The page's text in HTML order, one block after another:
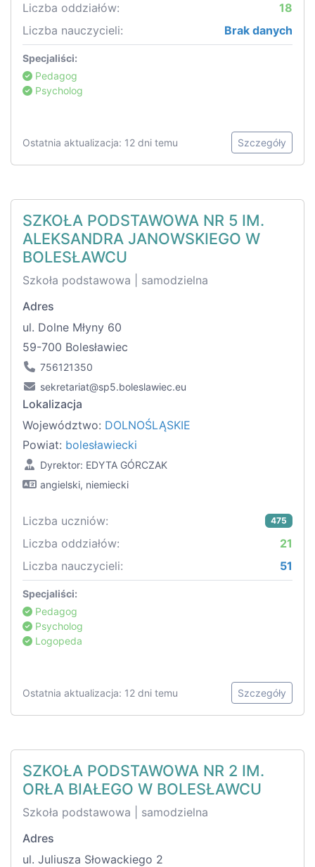
Liczba oddziałów:
18
Liczba nauczycieli:
Brak danych
Specjaliści:
Pedagog
Psycholog
Ostatnia aktualizacja: 12 dni temu Szczegóły
SZKOŁA PODSTAWOWA NR 5 IM.
ALEKSANDRA JANOWSKIEGO W
BOLESŁAWCU
Szkoła podstawowa | samodzielna
Adres
ul. Dolne Młyny 60
59-700 Bolesławiec
756121350
sekretariat@sp5.boleslawiec.eu
Lokalizacja
Województwo: DOLNOŚLĄSKIE
Powiat: bolesławiecki
Dyrektor: EDYTA GÓRCZAK
angielski, niemiecki
Liczba uczniów: 475
Liczba oddziałów:
21
Liczba nauczycieli:
51
Specjaliści:
Pedagog
Psycholog
Logopeda
Ostatnia aktualizacja: 12 dni temu Szczegóły
SZKOŁA PODSTAWOWA NR 2 IM.
ORŁA BIAŁEGO W BOLESŁAWCU
Szkoła podstawowa | samodzielna
Adres
ul. Juliusza Słowackiego 2